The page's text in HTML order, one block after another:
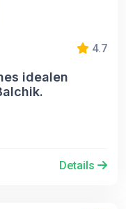
4.7
idealen
Details